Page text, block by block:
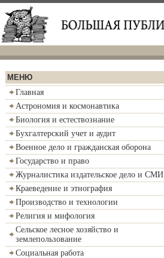
МЕНЮ
Главная
Астрономия и космонавтика
Биология и естествознание
Бухгалтерский учет и аудит
Военное дело и гражданская оборона
Государство и право
Журналистика издательское дело и СМИ
Краеведение и этнография
Производство и технологии
Религия и мифология
Сельское лесное хозяйство и
землепользование
Социальная работа